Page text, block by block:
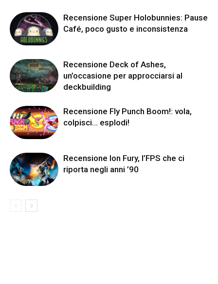
Recensione Super Holobunnies: Pause
Café, poco gusto e inconsistenza
Recensione Deck of Ashes,
un’occasione per approcciarsi al
deckbuilding
Recensione Fly Punch Boom!: vola,
colpisci… esplodi!
Recensione Ion Fury, l’FPS che ci
riporta negli anni ’90